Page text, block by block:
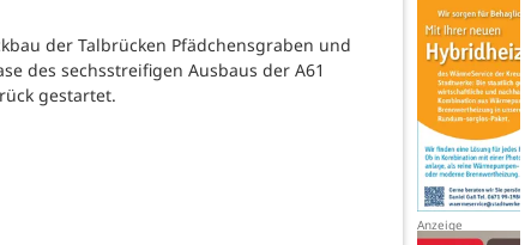
der Talbrücken Pfädchensgraben und
des sechsstreifigen Ausbaus der A61
gestartet.